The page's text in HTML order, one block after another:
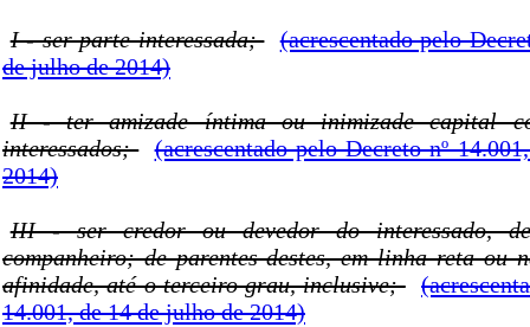
I - ser parte interessada;
(acrescentado pelo
de julho de 2014)
II - ter amizade íntima ou inimizade capital
interessados;
(acrescentado pelo Decreto nº
2014)
III - ser credor ou devedor do interessado,
companheiro; de parentes destes, em linha reta ou
afinidade, até o terceiro grau, inclusive;
14.001, de 14 de julho de 2014)